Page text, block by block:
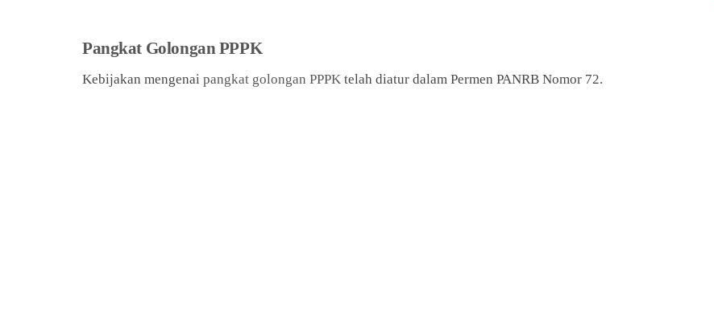
Pangkat Golongan PPPK
Kebijakan mengenai pangkat golongan PPPK telah diatur dalam Permen PANRB Nomor 72.